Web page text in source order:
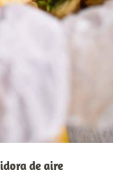
de aire